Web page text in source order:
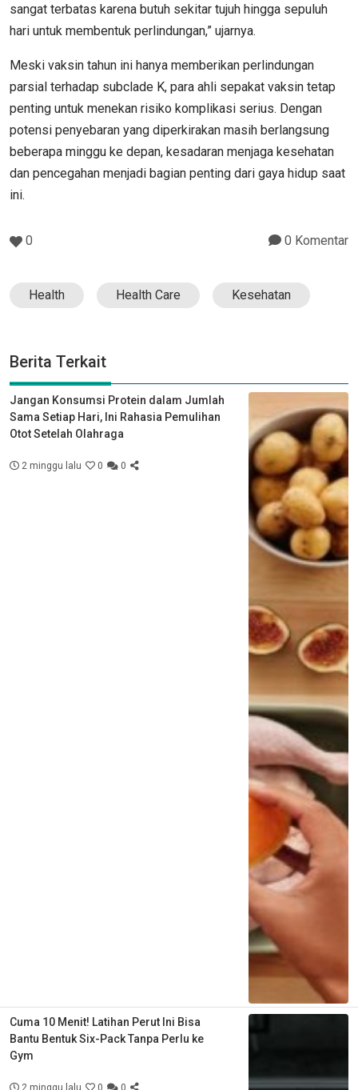
sangat terbatas karena butuh sekitar tujuh hingga sepuluh
hari untuk membentuk perlindungan,” ujarnya.
Meski vaksin tahun ini hanya memberikan perlindungan
parsial terhadap subclade K, para ahli sepakat vaksin tetap
penting untuk menekan risiko komplikasi serius. Dengan
potensi penyebaran yang diperkirakan masih berlangsung
beberapa minggu ke depan, kesadaran menjaga kesehatan
dan pencegahan menjadi bagian penting dari gaya hidup saat
ini.
0 0 Komentar
Health Health Care Kesehatan
Berita Terkait
Jangan Konsumsi Protein dalam Jumlah
Sama Setiap Hari, Ini Rahasia Pemulihan
Otot Setelah Olahraga
2 minggu lalu 0 0
Cuma 10 Menit! Latihan Perut Ini Bisa
Bantu Bentuk Six-Pack Tanpa Perlu ke
Gym
2 minggu lalu 0 0